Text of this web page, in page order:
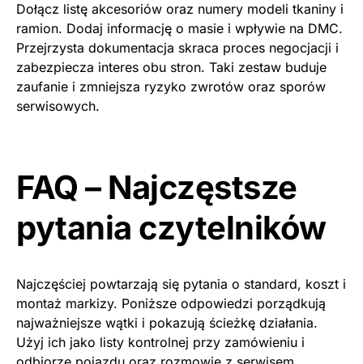
Dołącz listę akcesoriów oraz numery modeli tkaniny i
ramion. Dodaj informację o masie i wpływie na DMC.
Przejrzysta dokumentacja skraca proces negocjacji i
zabezpiecza interes obu stron. Taki zestaw buduje
zaufanie i zmniejsza ryzyko zwrotów oraz sporów
serwisowych.
FAQ – Najczęstsze
pytania czytelników
Najczęściej powtarzają się pytania o standard, koszt i
montaż markizy. Poniższe odpowiedzi porządkują
najważniejsze wątki i pokazują ścieżkę działania.
Użyj ich jako listy kontrolnej przy zamówieniu i